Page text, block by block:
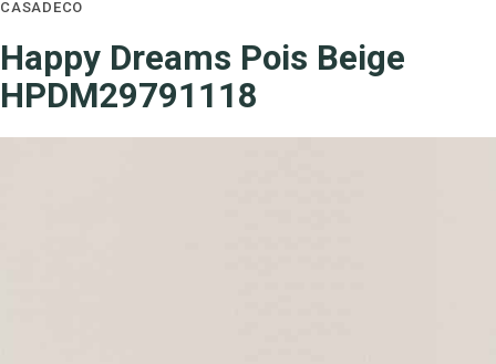
CASADECO
Happy Dreams Pois Beige
HPDM29791118